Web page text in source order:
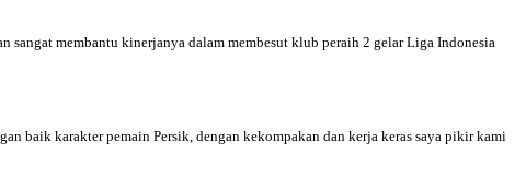
membantu kinerjanya dalam membesut klub peraih 2 gelar Liga Indonesia
baik karakter pemain Persik, dengan kekompakan dan kerja keras saya pikir kami